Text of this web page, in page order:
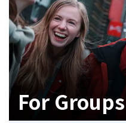
For Groups